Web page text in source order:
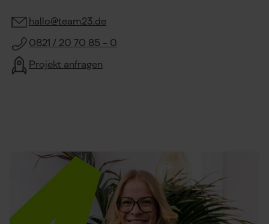
hallo@team23.de
0821 / 20 70 85 - 0
Projekt anfragen